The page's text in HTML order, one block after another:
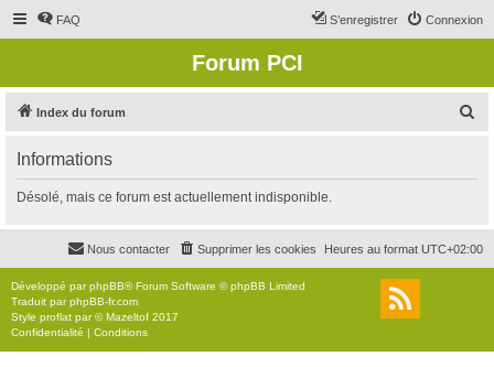
FAQ Connexion
S’enregistrer
Forum PCI
Index du forum
r
c
r
Informations
Désolé, mais ce forum est actuellement indisponible.
Heures au format UTC+02:00
Supprimer les cookies
Nous contacter
Développé parphpBB® Forum Software © phpBB Limited
Traduit parphpBB-fr.com
Style proflat par ©Mazeltof 2017
Confidentialité | Conditions